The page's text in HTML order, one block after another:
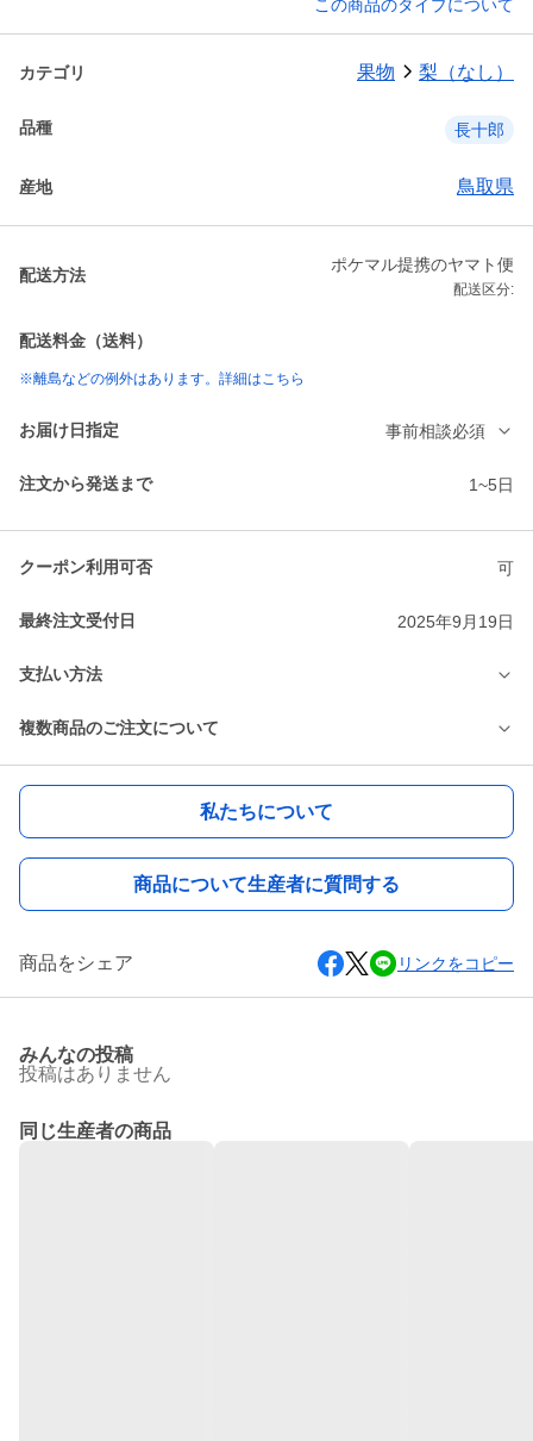
この商品のタイプについて
カテゴリ 果物 梨（なし）
品種 長十郎
産地 鳥取県
配送方法
ポケマル提携のヤマト便
配送区分:
配送料金（送料）
※離島などの例外はあります。詳細はこちら
お届け日指定 事前相談必須
注文から発送まで 1~5日
クーポン利用可否 可
最終注文受付日 2025年9月19日
支払い方法
複数商品のご注文について
私たちについて
商品について生産者に質問する
商品をシェア リンクをコピー
みんなの投稿
投稿はありません
同じ生産者の商品